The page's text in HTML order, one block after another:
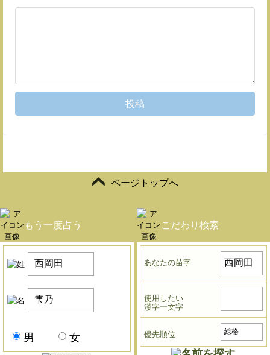
投稿
ページトップへ
もう一度占う
男 女
こだわり検索
あなたの苗字
使用したい
漢字一文字
優先順位